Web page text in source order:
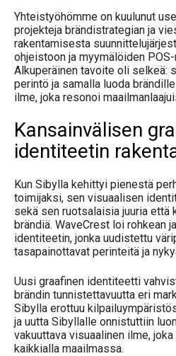
Yhteistyöhömme on kuulunut
projekteja brändistrategian ja
rakentamisesta
ohjeistoon ja myymälöiden
Alkuperäinen tavoite oli selkeä:
perintö ja samalla luoda
ilme, joka resonoi
Kansainvälisen
identiteetin
Kun Sibylla kehittyi pienestä
toimijaksi, sen visuaalisen
sekä sen ruotsalaisia juuria että
brändiä. WaveCrest loi rohkean
identiteetin, jonka uudistettu
tasapainottavat perinteitä ja
Uusi graafinen identiteetti
brändin tunnistettavuutta eri
Sibylla erottuu
ja uutta Sibyllalle onnistuttiin
vakuuttava visuaalinen ilme,
kaikkialla maailmassa.